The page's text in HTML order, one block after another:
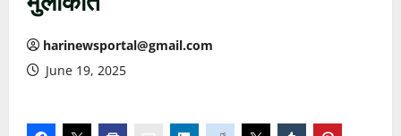
harinewsportal@gmail.com
June 19, 2025